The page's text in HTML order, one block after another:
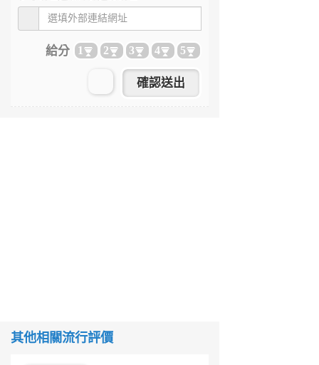
給分 1 2 3 4 5
其他相關流行評價